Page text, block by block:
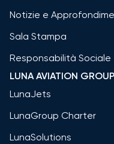
Notizie e
Sala Stampa
Responsabilità Sociale
LUNA AVIATION GROUP
LunaJets
LunaGroup Charter
LunaSolutions